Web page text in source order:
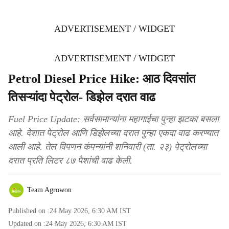
ADVERTISEMENT / WIDGET
ADVERTISEMENT / WIDGET
Petrol Diesel Price Hike: आठ दिवसांत
तिसऱ्यांदा पेट्रोल- डिझेल दरात वाढ
Fuel Price Update: सर्वसामान्यांना महागाईचा पुन्हा झटका बसला
आहे. देशात पेट्रोल आणि डिझेलच्या दरात पुन्हा एकदा वाढ करण्यात
आली आहे. तेल विपणन कंपन्यांनी शनिवारी (ता. २३) पेट्रोलच्या
दरात प्रति लिटर ८७ पैशांची वाढ केली.
Team Agrowon
Published on :24 May 2026, 6:30 AM IST
Updated on :24 May 2026, 6:30 AM IST